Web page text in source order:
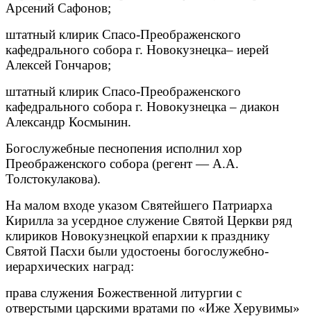
Арсений Сафонов;
штатный клирик Спасо-Преображенского
кафедрального собора г. Новокузнецка– иерей
Алексей Гончаров;
штатный клирик Спасо-Преображенского
кафедрального собора г. Новокузнецка – диакон
Александр Космынин.
Богослужебные песнопения исполнил хор
Преображенского собора (регент — А.А.
Толстокулакова).
На малом входе указом Святейшего Патриарха
Кирилла за усердное служение Святой Церкви ряд
клириков Новокузнецкой епархии к празднику
Святой Пасхи были удостоены богослужебно-
иерархических наград:
права служения Божественной литургии с
отверстыми царскими вратами по «Иже Херувимы»